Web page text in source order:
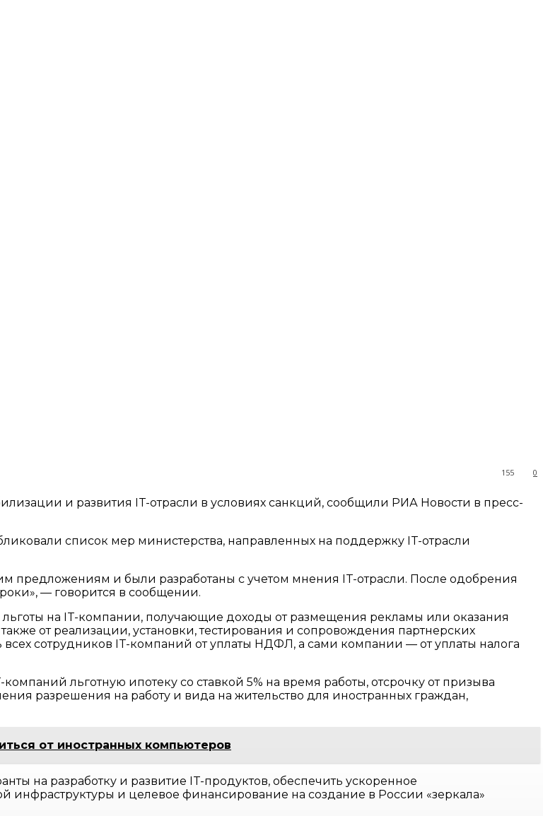
0
155
и развития IT-отрасли в условиях санкций, сообщили РИА Новости в пресс-
список мер министерства, направленных на поддержку IT-отрасли
предложениям и были разработаны с учетом мнения IT-отрасли. После одобрения
— говорится в сообщении.
льготы на IT-компании, получающие доходы от размещения рекламы или оказания
от реализации, установки, тестирования и сопровождения партнерских
всех сотрудников IT-компаний от уплаты НДФЛ, а сами компании — от уплаты налога
льготную ипотеку со ставкой 5% на время работы, отсрочку от призыва
разрешения на работу и вида на жительство для иностранных граждан,
от иностранных компьютеров
на разработку и развитие IT-продуктов, обеспечить ускоренное
и целевое финансирование на создание в России «зеркала»